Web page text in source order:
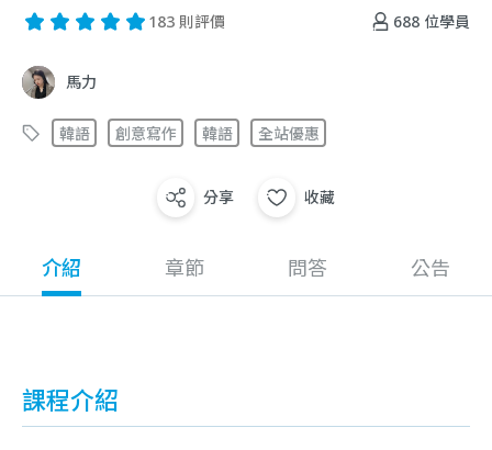
688 位學員
183 則評價
馬力
韓語 創意寫作 韓語 全站優惠
分享 收藏
介紹 章節 問答 公告
課程介紹